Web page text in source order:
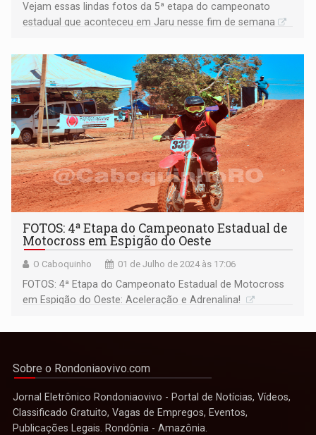
Vejam essas lindas fotos da 5ª etapa do campeonato
estadual que aconteceu em Jaru nesse fim de semana
FOTOS: 4ª Etapa do Campeonato Estadual de
Motocross em Espigão do Oeste
O Caboquinho 01 de Julho de 2024 às 17:06
FOTOS: 4ª Etapa do Campeonato Estadual de Motocross
em Espigão do Oeste: Aceleração e Adrenalina!
Sobre o Rondoniaovivo.com
Jornal Eletrônico Rondoniaovivo - Portal de Notícias, Vídeos,
Classificado Gratuito, Vagas de Empregos, Eventos,
Publicações Legais. Rondônia - Amazônia.